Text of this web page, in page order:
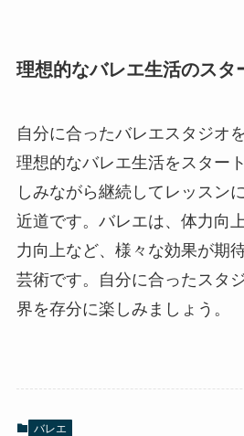
理想的なバレエ生活のスタ
自分に合ったバレエスタジオ
理想的なバレエ生活をスター
しみながら継続してレッスン
近道です。バレエは、体力向
力向上など、様々な効果が期
芸術です。自分に合ったスタ
界を存分に楽しみましょう。
バレエ